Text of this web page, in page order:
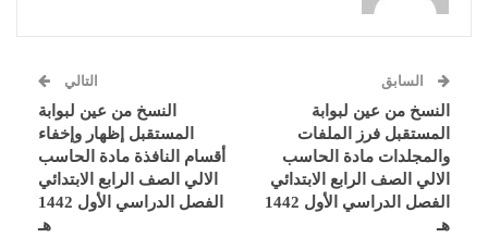
السابق
النسخ من عين لبوابة
المستقبل فرز الملفات
والمجلدات مادة الحاسب
الالي الصف الرابع الابتدائي
الفصل الدراسي الأول 1442
هـ
التالي
النسخ من عين لبوابة
المستقبل إظهار وإخفاء
أقسام النافذة مادة الحاسب
الالي الصف الرابع الابتدائي
الفصل الدراسي الأول 1442
هـ